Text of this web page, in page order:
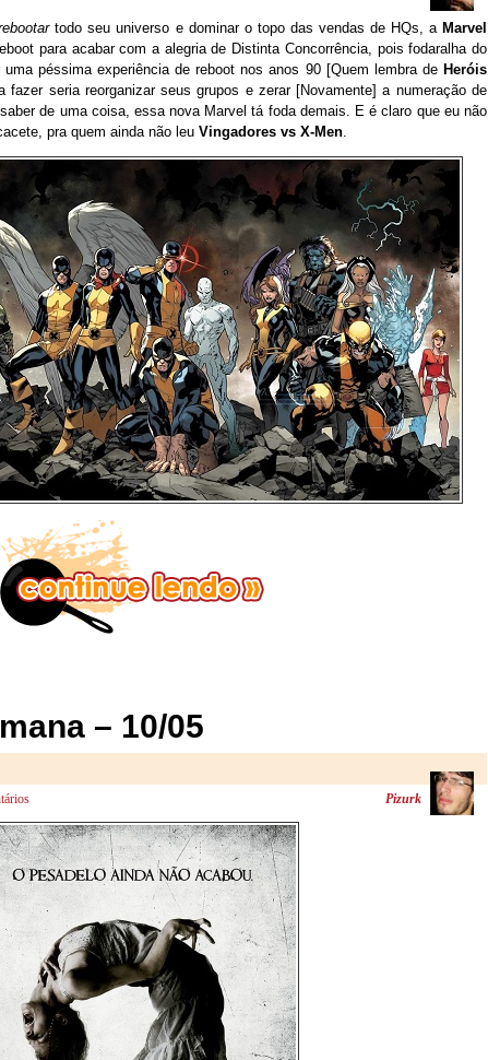
todo seu universo e dominar o topo das vendas de HQs, a Marvel
para acabar com a alegria de Distinta Concorrência, pois fodaralha do
péssima experiência de reboot nos anos 90 [Quem lembra de Heróis
fazer seria reorganizar seus grupos e zerar [Novamente] a numeração de
de uma coisa, essa nova Marvel tá foda demais. E é claro que eu não
pra quem ainda não leu Vingadores vs X-Men.
– 10/05
Pizurk